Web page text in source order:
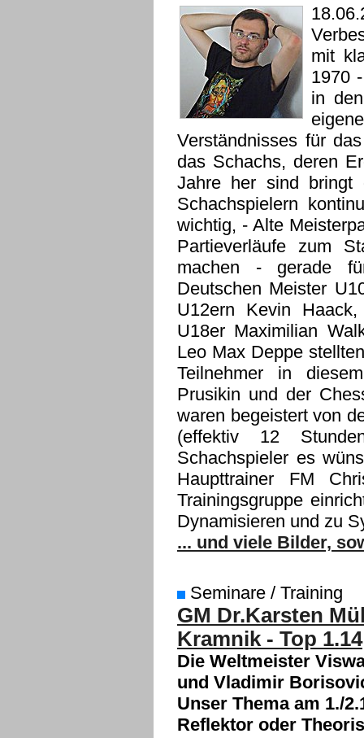
mit
1970
in
Verständnisses für
das Schachs, deren
Jahre her sind bringt
Schachspielern
wichtig, - Alte
Partieverläufe zum
machen - gerade
Deutschen Meister
U12ern Kevin
U18er Maximilian
Leo Max Deppe
Teilnehmer in
Prusikin und der
waren begeistert von
(effektiv 12
Schachspieler es
Haupttrainer FM
Trainingsgruppe
Dynamisieren und zu
... und viele Bilder,
Seminare / Training
GM Dr.Karsten
Kramnik - Top 1.14
Die Weltmeister
und Vladimir
Unser Thema am 1./
Reflektor oder